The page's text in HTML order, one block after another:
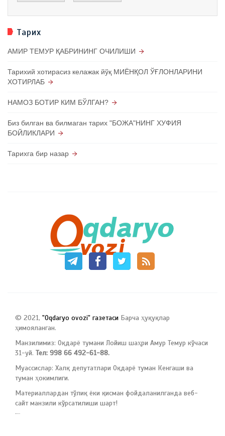
Тарих
АМИР ТЕМУР ҚАБРИНИНГ ОЧИЛИШИ
Тарихий хотирасиз келажак йўқ МИЁНҚОЛ ЎҒЛОНЛАРИНИ
ХОТИРЛАБ
НАМОЗ БОТИР КИМ БЎЛГАН?
Биз билган ва билмаган тарих "БОЖА"НИНГ ХУФИЯ
БОЙЛИКЛАРИ
Тарихга бир назар
© 2021, "Oqdaryo ovozi" газетаси Барча ҳуқуқлар
ҳимояланган.
Манзилимиз: Оқдарё тумани Лойиш шаҳри Амур Темур кўчаси
31-уй. Тел: 998 66 492-61-88.
Муассислар: Халқ депутатлари Оқдарё туман Кенгаши ва
туман ҳокимлиги.
Материаллардан тўлиқ ёки қисман фойдаланилганда веб-
сайт манзили кўрсатилиши шарт!